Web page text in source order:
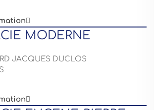

MODERNE
JACQUES DUCLOS
